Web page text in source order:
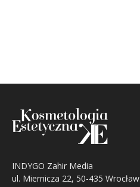
INDYGO Zahir Media
ul. Miernicza 22, 50-435 Wrocław